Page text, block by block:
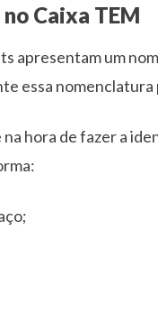
Caixa TEM
apresentam um
essa
hora de fazer a